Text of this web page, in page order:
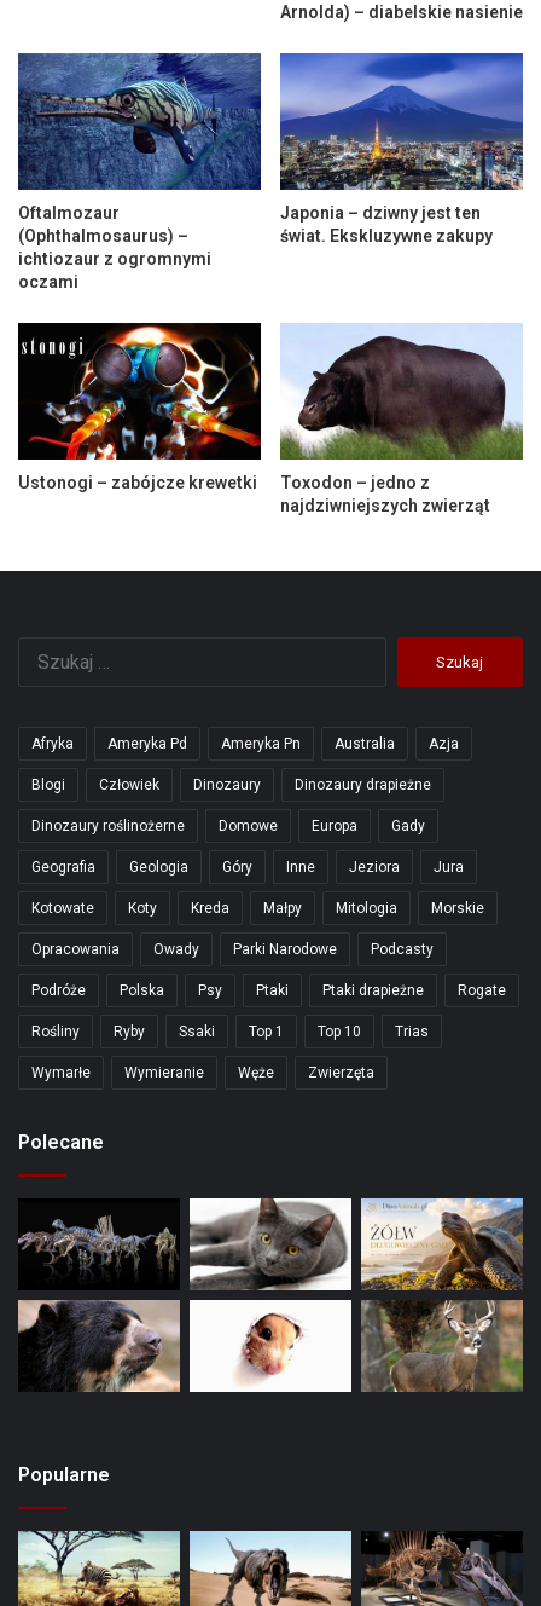
Arnolda) – diabelskie nasienie
Oftalmozaur
(Ophthalmosaurus) –
ichtiozaur z ogromnymi
oczami
Japonia – dziwny jest ten
świat. Ekskluzywne zakupy
Ustonogi – zabójcze krewetki
Toxodon – jedno z
najdziwniejszych zwierząt
Afryka Ameryka Pd Ameryka Pn Australia Azja
Blogi Człowiek Dinozaury Dinozaury drapieżne
Dinozaury roślinożerne Domowe Europa Gady
Geografia Geologia Góry Inne Jeziora Jura
Kotowate Koty Kreda Małpy Mitologia Morskie
Opracowania Owady Parki Narodowe Podcasty
Podróże Polska Psy Ptaki Ptaki drapieżne Rogate
Rośliny Ryby Ssaki Top 1 Top 10 Trias
Wymarłe Wymieranie Węże Zwierzęta
Polecane
Popularne